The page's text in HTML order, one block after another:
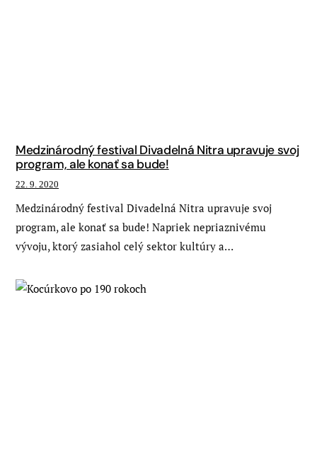
Medzinárodný festival Divadelná Nitra upravuje svoj
program, ale konať sa bude!
22. 9. 2020
Medzinárodný festival Divadelná Nitra upravuje svoj
program, ale konať sa bude! Napriek nepriaznivému
vývoju, ktorý zasiahol celý sektor kultúry a…